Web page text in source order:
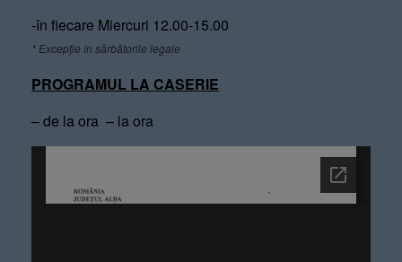
-în fiecare Miercuri 12.00-15.00
* Excepție în sărbătorile legale
PROGRAMUL LA CASERIE
– de la ora – la ora